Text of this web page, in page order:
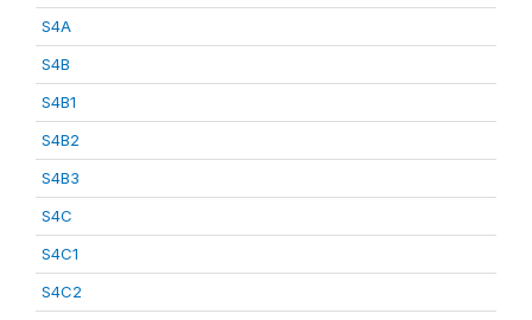
S4A
S4B
S4B1
S4B2
S4B3
S4C
S4C1
S4C2